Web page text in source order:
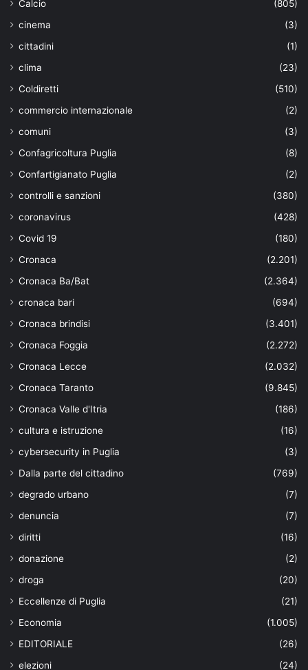
Calcio
(805)
cinema
(3)
cittadini
(1)
clima
(23)
Coldiretti
(510)
commercio internazionale
(2)
comuni
(3)
Confagricoltura Puglia
(8)
Confartigianato Puglia
(2)
controlli e sanzioni
(380)
coronavirus
(428)
Covid 19
(180)
Cronaca
(2.201)
Cronaca Ba/Bat
(2.364)
cronaca bari
(694)
Cronaca brindisi
(3.401)
Cronaca Foggia
(2.272)
Cronaca Lecce
(2.032)
Cronaca Taranto
(9.845)
Cronaca Valle d'Itria
(186)
cultura e istruzione
(16)
cybersecurity in Puglia
(3)
Dalla parte del cittadino
(769)
degrado urbano
(7)
denuncia
(7)
diritti
(16)
donazione
(2)
droga
(20)
Eccellenze di Puglia
(21)
Economia
(1.005)
EDITORIALE
(26)
elezioni
(24)